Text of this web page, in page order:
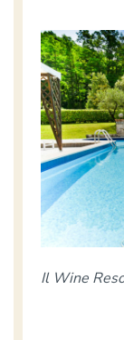
Il Wine